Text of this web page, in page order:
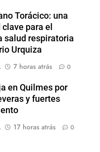
Torácico: una
para el
salud respiratoria
Urquiza
7 horas atrás 0
en Quilmes por
y fuertes
17 horas atrás 0